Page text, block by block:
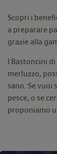
Scopri i
a preparare
grazie alla
I Bastoncini
merluzzo,
sano. Se vuoi
pesce, o se
proponiamo